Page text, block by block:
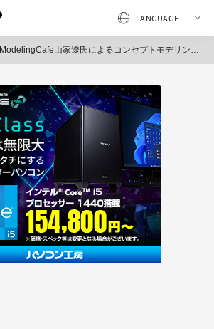
ModelingCafe山家遼氏によるコンセプトモデリング公開講座～背景編～4/29、30 開催決定（ヒューマンアカデミー）